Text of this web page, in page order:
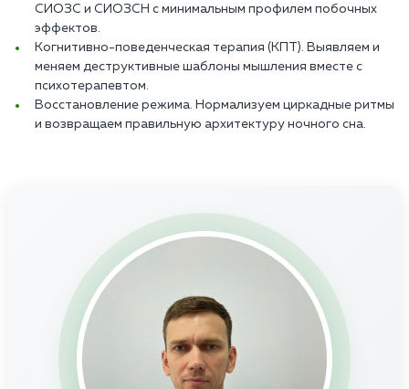
СИОЗС и СИОЗСН с минимальным профилем побочных
эффектов.
Когнитивно-поведенческая терапия (КПТ). Выявляем и
меняем деструктивные шаблоны мышления вместе с
психотерапевтом.
Восстановление режима. Нормализуем циркадные ритмы
и возвращаем правильную архитектуру ночного сна.